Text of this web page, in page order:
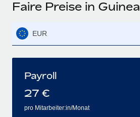
Faire Preise in Guinea
EUR
Payroll
27 €
pro Mitarbeiter:in/Monat